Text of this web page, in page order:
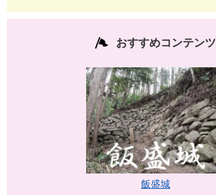
おすすめコンテンツ
飯盛城